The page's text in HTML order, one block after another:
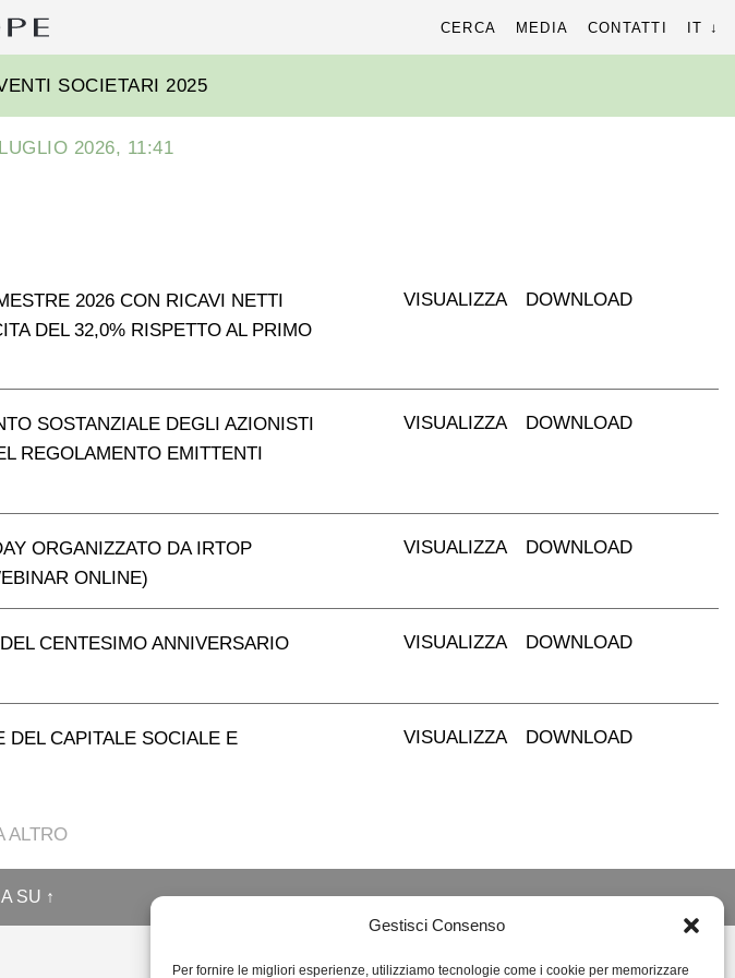
Gestisci Consenso
Per fornire le migliori esperienze, utilizziamo tecnologie come i cookie per memorizzare
per:
CERCA MEDIA CONTATTI IT
SOCIETARI 2025
2026, 11:41
2026 CON RICAVI NETTI
DEL 32,0% RISPETTO AL PRIMO
VISUALIZZA DOWNLOAD
SOSTANZIALE DEGLI AZIONISTI
REGOLAMENTO EMITTENTI
VISUALIZZA DOWNLOAD
ORGANIZZATO DA IRTOP
ONLINE)
VISUALIZZA DOWNLOAD
CENTESIMO ANNIVERSARIO
VISUALIZZA DOWNLOAD
DEL CAPITALE SOCIALE E
VISUALIZZA DOWNLOAD
ALTRO
SU ↑